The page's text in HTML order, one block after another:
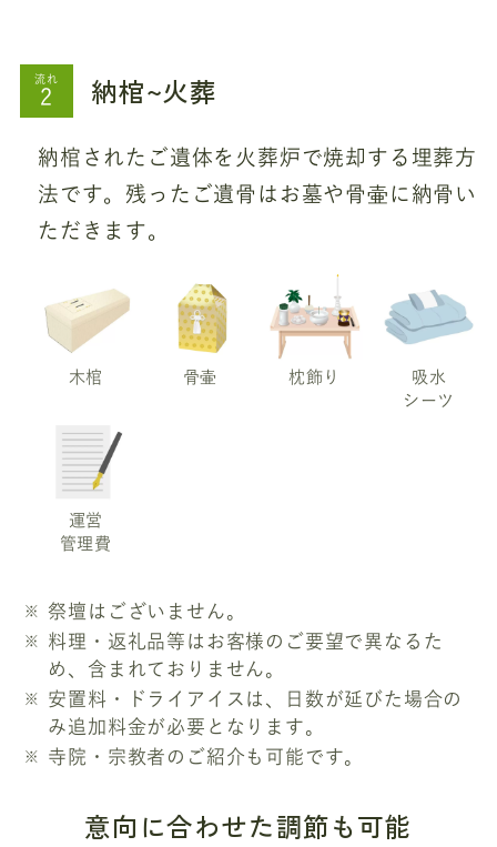
流れ 納棺~火葬
納棺されたご遺体を火葬炉で焼却する埋葬方
法です。残ったご遺骨はお墓や骨壷に納骨い
ただきます。
木棺 骨壷 枕飾り
吸水
シーツ
運営
管理費
祭壇はございません。
料理・返礼品等はお客様のご要望で異なるた
め、含まれておりません。
安置料・ドライアイスは、日数が延びた場合の
み追加料金が必要となります。
寺院・宗教者のご紹介も可能です。
意向に合わせた調節も可能